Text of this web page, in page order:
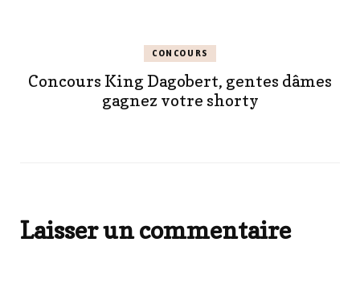
CONCOURS
Concours King Dagobert, gentes dâmes
gagnez votre shorty
Laisser un commentaire